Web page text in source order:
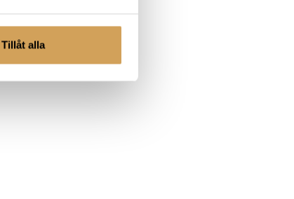
Tillåt alla